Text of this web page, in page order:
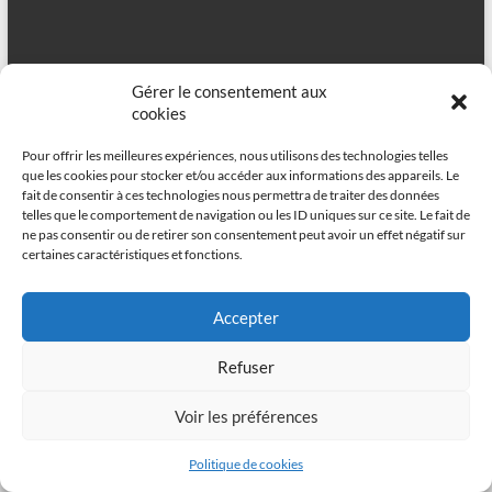
Gérer le consentement aux
cookies
Pour offrir les meilleures expériences, nous utilisons des technologies telles
que les cookies pour stocker et/ou accéder aux informations des appareils. Le
fait de consentir à ces technologies nous permettra de traiter des données
telles que le comportement de navigation ou les ID uniques sur ce site. Le fait de
ne pas consentir ou de retirer son consentement peut avoir un effet négatif sur
certaines caractéristiques et fonctions.
Accepter
Refuser
Voir les préférences
Politique de cookies
Copyright © 2026Benjamin CHAUVET – FX TD. All rights reserved. Theme
Spaciousby ThemeGrill. Powered by:WordPress.
Confidentialité et cookies : ce site utilise des cookies. En continuant à utiliser
ce site Web, vous acceptez leur utilisation.